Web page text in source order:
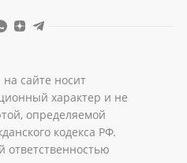
сайте носит
характер и не
определяемой
кодекса РФ.
ответственностью